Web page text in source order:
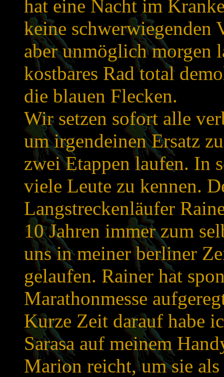
hat eine Nacht im
keine schwerwiegenden
aber unmöglich morgen
kostbares Rad total
die blauen Flecken.
Wir setzen sofort alle
um irgendeinen Ersatz
zwei Etappen laufen. In
viele Leute zu kennen.
Langstreckenläufer
10 Jahren immer zum
uns in meiner berliner
gelaufen. Rainer hat
Marathonmesse
Kurze Zeit darauf habe
Sarasa auf meinem
Marion reicht, um sie